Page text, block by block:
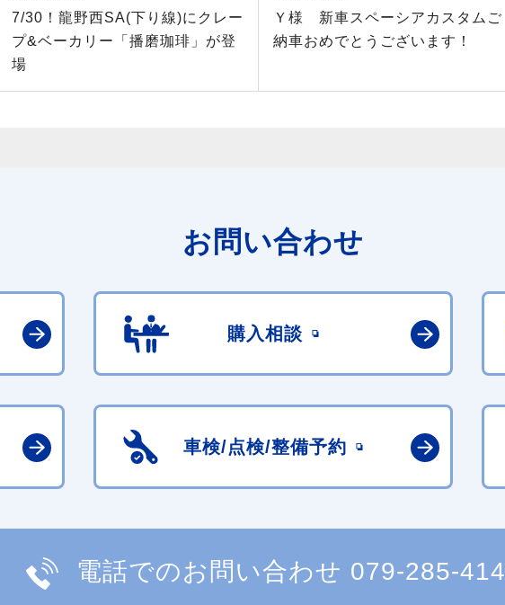
7/30！龍野西SA(下り線)にクレー
プ&ベーカリー「播磨珈琲」が登
場
Ｙ様 新車スペーシアカスタムご
納車おめでとうございます！
お問い合わせ
購入相談
車検/点検/整備予約
電話でのお問い合わせ 079-285-